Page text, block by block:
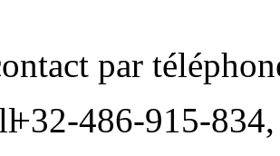
par
+32-486-915-834